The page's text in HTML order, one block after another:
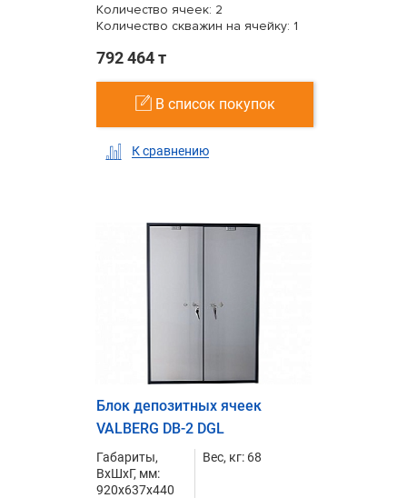
Количество ячеек: 2
Количество скважин на ячейку: 1
792 464 т
В список покупок
К сравнению
Блок депозитных ячеек
VALBERG DB-2 DGL
Габариты,
ВxШxГ, мм:
920x637x440
Вес, кг: 68